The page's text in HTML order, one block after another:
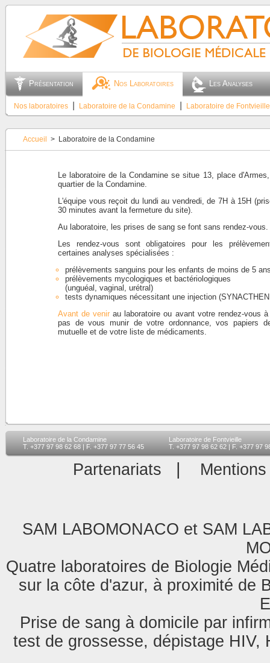
Présentation Nos Laboratoires Les Analyses
Nos laboratoires Laboratoire de la Condamine Laboratoire de Fontvieille
Accueil > Laboratoire de la Condamine
Le laboratoire de la Condamine se situe 13, place
quartier de la Condamine.
L'équipe vous reçoit du lundi au vendredi, de 7H à 15H
30 minutes avant la fermeture du site).
Au laboratoire, les prises de sang se font sans rendez-vous.
Les rendez-vous sont obligatoires pour les
certaines analyses spécialisées :
prélèvements sanguins pour les enfants de moins de 5
prélèvements mycologiques et bactériologiques
(unguéal, vaginal, urétral)
tests dynamiques nécessitant une injection
Avant de venir au laboratoire ou avant votre rendez-vous
pas de vous munir de votre ordonnance, vos papiers
mutuelle et de votre liste de médicaments.
Laboratoire de la Condamine
T. +377 97 98 62 68 | F. +377 97 77 56 45
Laboratoire de Fontvieille
T. +377 97 98 62 62 | F. +377 97
Partenariats |
SAM LABOMONACO et SAM
Quatre laboratoires de Biologie
sur la côte d'azur, à proximité de
Prise de sang à domicile par
test de grossesse, dépistage